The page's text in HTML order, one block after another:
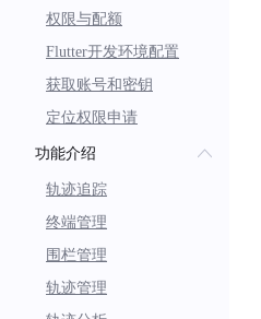
权限与配额
Flutter开发环境配置
获取账号和密钥
定位权限申请
功能介绍
轨迹追踪
终端管理
围栏管理
轨迹管理